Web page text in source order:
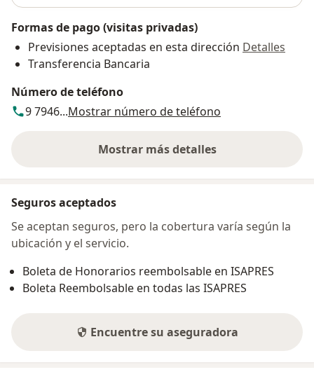
Formas de pago (visitas privadas)
Previsiones aceptadas en esta dirección Detalles
Transferencia Bancaria
Número de teléfono
9 7946...Mostrar número de teléfono
Mostrar más detalles
sobre la dirección
Seguros aceptados
Se aceptan seguros, pero la cobertura varía según la
ubicación y el servicio.
Boleta de Honorarios reembolsable en ISAPRES
Boleta Reembolsable en todas las ISAPRES
Encuentre su aseguradora